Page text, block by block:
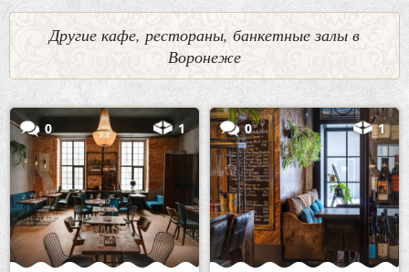
Другие кафе, рестораны, банкетные залы в
Воронеже
0 1 0 1